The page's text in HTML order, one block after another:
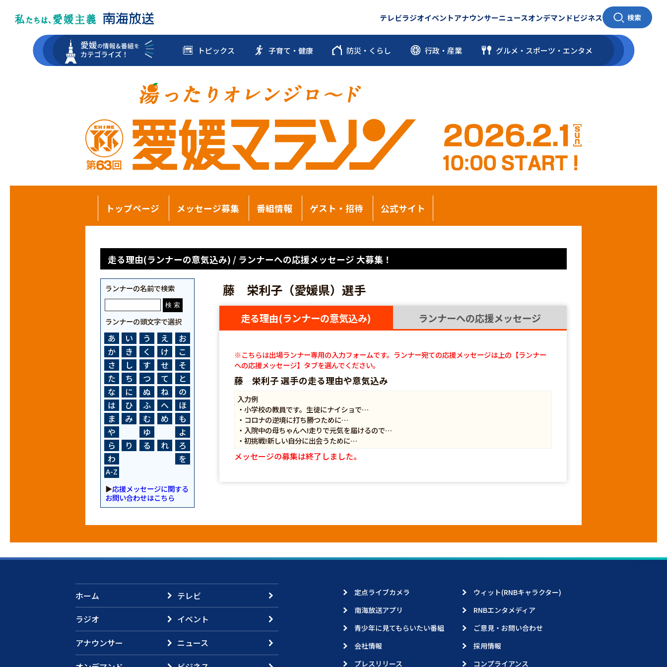
テレビラジオイベントアナウンサーニュースオンデマンドビジネス 検索
トピックス 子育て・健康 防災・くらし 行政・産業 グルメ・スポーツ ・ エンタメ
トップページ メッセージ募集 番組情報 ゲスト・招待 公式サイト
走る理由(ランナーの意気込み) / ランナーへの応援メッセージ 大募集！
ランナーの名前で検索
ランナーの頭文字で選択
あ い う え
お
か
き く け
こ
さ
し す せ
そ
た
ち つ て
と
な
に ぬ ね
の
は
ひ ふ へ
ほ
ま
み む め
も
や
ゆ
よ
ら
り る れ
ろ
わ
を
A-Z
▶応援メッセージに関する
お問い合わせはこちら
藤 栄利子（愛媛県）選手
走る理由(ランナーの意気込み) ランナーへの応援メッセージ
※こちらは出場ランナー専用の入力フォームです。ランナー宛ての応援メッセージは上の【ランナー
への応援メッセージ】タブを選んでください。
藤 栄利子 選手の走る理由や意気込み
入力例
・小学校の教員です。生徒にナイショで…
・コロナの逆境に打ち勝つために…
・入院中の母ちゃんへ!走りで元気を届けるので…
・初挑戦!新しい自分に出会うために…
メッセージの募集は終了しました。
ホーム
テレビ
ラジオ
イベント
アナウンサー
ニュース
定点ライブカメラ
ウィット(RNBキャラクター)
南海放送アプリ
RNBエンタメディア
青少年に見てもらいたい番組
ご意見・お問い合わせ
会社情報
採用情報
プレスリリース
コンプライアンス